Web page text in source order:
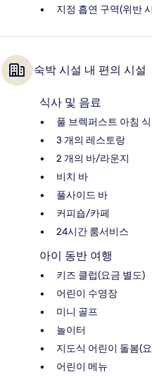
지정 흡연 구역(위반
숙박 시설 내 편의 시설
식사 및 음료
풀 브렉퍼스트 아침
3 개의 레스토랑
2 개의 바/라운지
비치 바
풀사이드 바
커피숍/카페
24시간 룸서비스
아이 동반 여행
키즈 클럽(요금 별도)
어린이 수영장
미니 골프
놀이터
지도식 어린이 돌봄(
어린이 메뉴